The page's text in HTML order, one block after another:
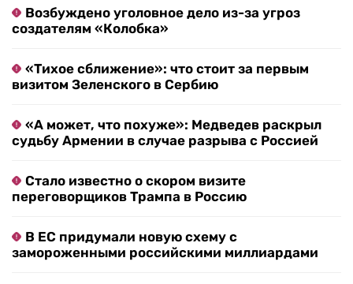
Возбуждено уголовное дело из-за угроз
создателям «Колобка»
«Тихое сближение»: что стоит за первым
визитом Зеленского в Сербию
«А может, что похуже»: Медведев раскрыл
судьбу Армении в случае разрыва с Россией
Стало известно о скором визите
переговорщиков Трампа в Россию
В ЕС придумали новую схему с
замороженными российскими миллиардами